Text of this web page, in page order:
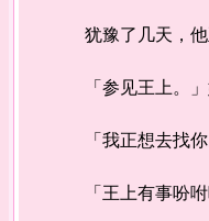
犹豫了几天，他
「参见王上。」
「我正想去找你
「王上有事吩咐